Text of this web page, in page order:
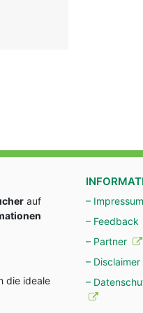
auf
die ideale
– Impressum
– Feedback
– Partner
– Disclaimer
–